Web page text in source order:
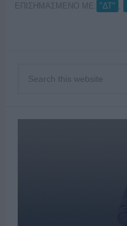
ΕΠΙΣΗΜΑΣΜΕΝΟ ΜΕ: "ΔΤ"